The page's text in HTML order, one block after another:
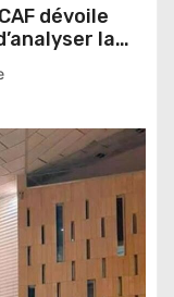
dévoile
la